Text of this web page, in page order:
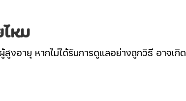
หม
งอายุ หากไม่ได้รับการดูแลอย่างถูกวิธี อาจเกิด